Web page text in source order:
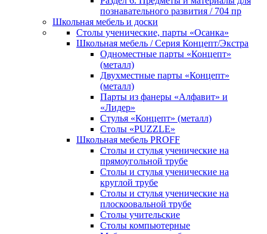
познавательного развития / 704 пр
Школьная мебель и доски
Столы ученические, парты «Осанка»
Школьная мебель / Серия Концепт/Экстра
Одноместные парты «Концепт»
(металл)
Двухместные парты «Концепт»
(металл)
Парты из фанеры «Алфавит» и
«Лидер»
Стулья «Концепт» (металл)
Столы «PUZZLE»
Школьная мебель PROFF
Столы и стулья ученические на
прямоугольной трубе
Столы и стулья ученические на
круглой трубе
Столы и стулья ученические на
плоскоовальной трубе
Столы учительские
Столы компьютерные